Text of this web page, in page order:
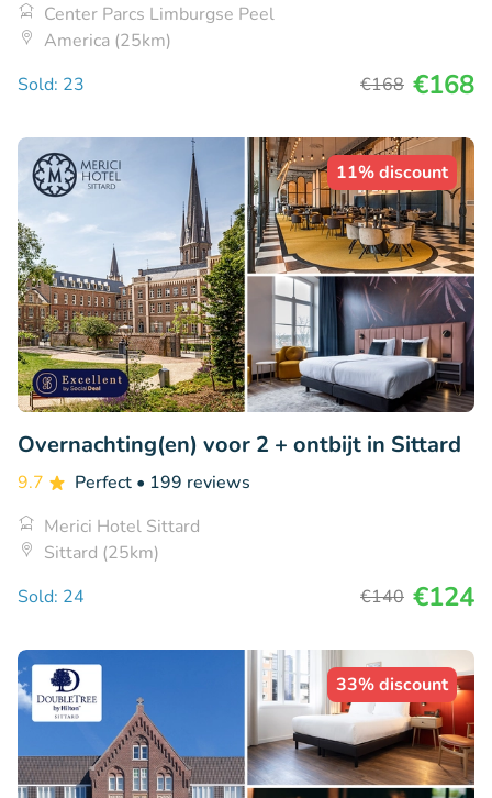
Center Parcs Limburgse Peel
America (25km)
Sold: 23
€168 €168
11% discount
Overnachting(en) voor 2 + ontbijt in Sittard
9.7 Perfect • 199 reviews
Merici Hotel Sittard
Sittard (25km)
Sold: 24
€140 €124
33% discount